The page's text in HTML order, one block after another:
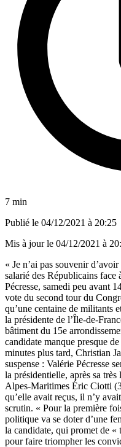
7 min
Publié le 04/12/2021 à 20:25
Mis à jour le 04/12/2021 à
« Je n’ai pas souvenir
salarié des Républicains face
Pécresse, samedi peu avant
vote du second tour du
qu’une centaine de militants
la présidente de l’Île-de-
bâtiment du 15e
candidate manque presque
minutes plus tard, Christian
suspense : Valérie Pécresse
la présidentielle, après sa
Alpes-Maritimes Éric Ciotti
qu’elle avait reçus, il n’y
scrutin. « Pour la première
politique va se doter d’une
la candidate, qui promet de
pour faire triompher les